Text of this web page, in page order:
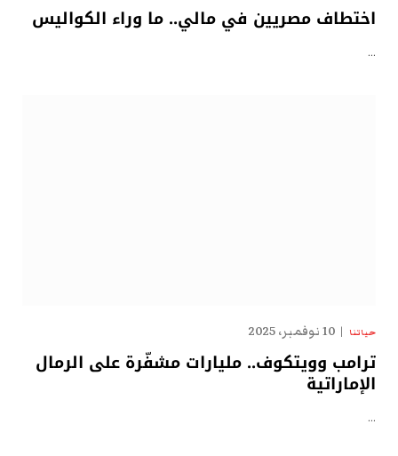
اختطاف مصريين في مالي.. ما وراء الكواليس
…
حياتنا 10 نوفمبر، 2025
ترامب وويتكوف.. مليارات مشفّرة على الرمال
الإماراتية
…